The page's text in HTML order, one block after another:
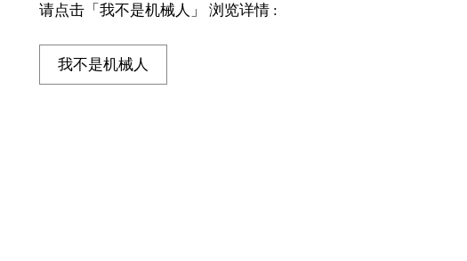
请点击「我不是机械人」 浏览详情 :
我不是机械人